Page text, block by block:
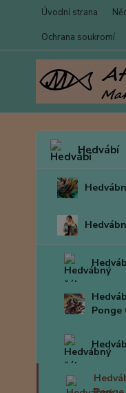
Úvodní strana
Ochrana soukromí
Hedvábí
Ponge